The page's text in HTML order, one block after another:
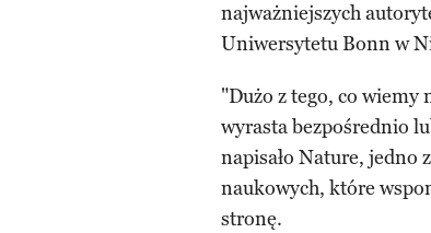
najważniejszych
Uniwersytetu Bonn w
"Dużo z tego, co wiemy
wyrasta bezpośrednio
napisało Nature, jedno
naukowych, które
stronę.